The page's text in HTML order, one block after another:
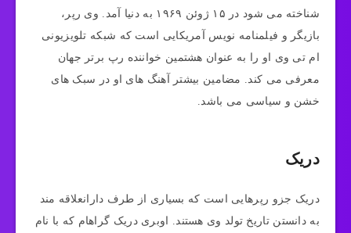
شناخته می شود در ۱۵ ژوئن ۱۹۶۹ به دنیا آمد. وی رپر،
بازیگر و فیلمنامه نویس آمریکایی است که شبکه تلویزیونی
ام تی وی او را به عنوان هشتمین خواننده رپ برتر جهان
معرفی می کند. مضامین بیشتر آهنگ های او در سبک های
خشن و سیاسی می باشد.
دریک
دریک جزو رپرهایی است که بسیاری از طرف دارانعلاقه مند
به دانستن تاریخ تولد وی هستند. اوبری دریک گراهام که با نام